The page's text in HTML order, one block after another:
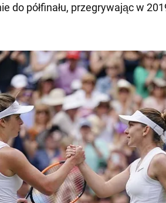
do półfinału, przegrywając w